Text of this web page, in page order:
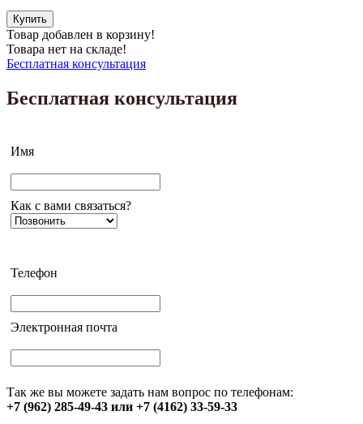
Купить
Товар добавлен в корзину!
Товара нет на складе!
Бесплатная консультация
Бесплатная консультация
Имя
Как с вами связаться?
Телефон
Электронная почта
Так же вы можете задать нам вопрос по телефонам:
+7 (962) 285-49-43 или +7 (4162) 33-59-33